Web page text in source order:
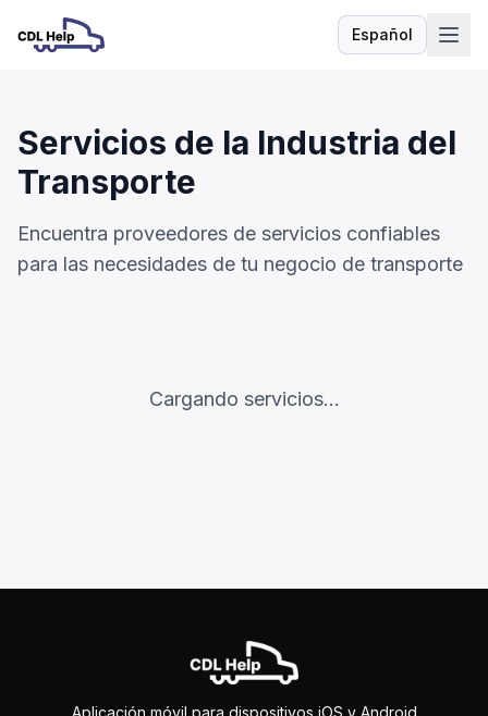
Español
Idioma
Servicios de la Industria del
Transporte
Encuentra proveedores de servicios confiables
para las necesidades de tu negocio de transporte
Cargando servicios...
Aplicación móvil para dispositivos iOS y Android